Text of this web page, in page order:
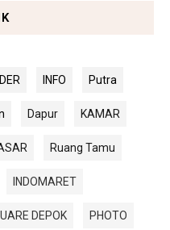
INFO Putra
Dapur KAMAR
Ruang Tamu
INDOMARET
DEPOK PHOTO